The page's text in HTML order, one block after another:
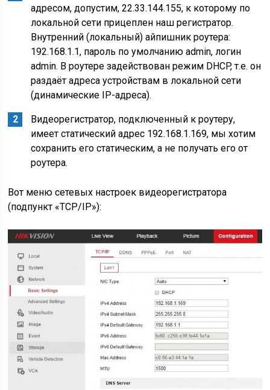
адресом, допустим, 22.33.144.155, к которому по
локальной сети прицеплен наш регистратор.
Внутренний (локальный) айпишник роутера:
192.168.1.1, пароль по умолчанию admin, логин
admin. В роутере задействован режим DHCP, т.е. он
раздаёт адреса устройствам в локальной сети
(динамические IP-адреса).
Видеорегистратор, подключенный к роутеру,
имеет статический адрес 192.168.1.169, мы хотим
сохранить его статическим, а не получать его от
роутера.
Вот меню сетевых настроек видеорегистратора
(подпункт «TCP/IP»):